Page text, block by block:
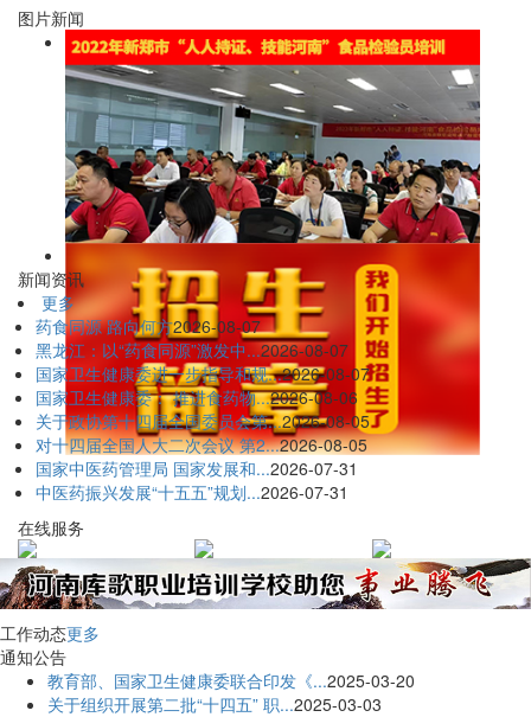
图片新闻
新闻资讯
更多
药食同源 路向何方2026-08-07
黑龙江：以“药食同源”激发中...2026-08-07
国家卫生健康委进一步指导和规...2026-08-07
国家卫生健康委： 推进食药物...2026-08-06
关于政协第十四届全国委员会第...2026-08-05
对十四届全国人大二次会议 第2...2026-08-05
国家中医药管理局 国家发展和...2026-07-31
中医药振兴发展“十五五”规划...2026-07-31
在线服务
工作动态更多
通知公告
教育部、国家卫生健康委联合印发《...2025-03-20
关于组织开展第二批“十四五” 职...2025-03-03